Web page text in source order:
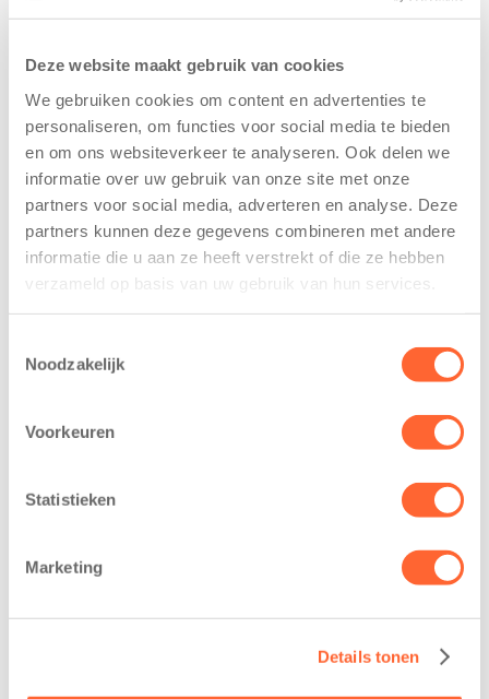
Deze website maakt gebruik van cookies
We gebruiken cookies om content en advertenties te
personaliseren, om functies voor social media te bieden
en om ons websiteverkeer te analyseren. Ook delen we
informatie over uw gebruik van onze site met onze
partners voor social media, adverteren en analyse. Deze
partners kunnen deze gegevens combineren met andere
informatie die u aan ze heeft verstrekt of die ze hebben
verzameld op basis van uw gebruik van hun services.
Noodzakelijk
Voorkeuren
Statistieken
Marketing
Details tonen
In samenwerking met basisschool de Zuid-Wester
bieden we een fijne en vertrouwde plek. We werken
vanuit één team en één visie.In een veilige en
vertrouwde omgeving krijgen kinderen bij ons de
ruimte om te spelen en zich op hun eigen tempo te
ontwikkelen. De nauwe samenwerking tussen de
verschillende vormen van opvang maakt de overgang
naar de basisschool eenvoudig en soepel. Wij zorgen
kind.